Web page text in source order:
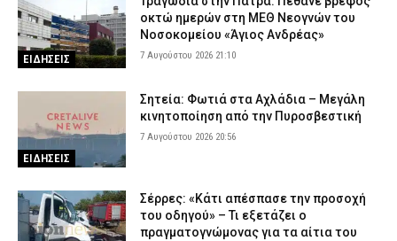
δεν τον πρόλαβα και έπεσε πάνω μου», λέει ο οδηγός του
φορτηγού (βίντεο)
ΑΣΤΥΝΟΜΙΑ 7 Αυγούστου 2026 14:28
ΕΙΔΗΣΕΙΣ
οκτώ ημερών στη ΜΕΘ Νεογνών του
Νοσοκομείου «Άγιος Ανδρέας»
7 Αυγούστου 2026 21:10
ΕΙΔΗΣΕΙΣ
Σητεία: Φωτιά στα Αχλάδια – Μεγάλη
κινητοποίηση από την Πυροσβεστική
7 Αυγούστου 2026 20:56
Σέρρες: «Κάτι απέσπασε την προσοχή
του οδηγού» – Τι εξετάζει ο
πραγματογνώμονας για τα αίτια του